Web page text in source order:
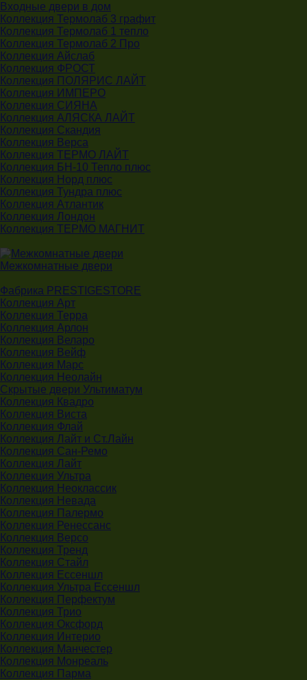
Входные двери в дом
Коллекция Термолаб 3 графит
Коллекция Термолаб 1 тепло
Коллекция Термолаб 2 Про
Коллекция Айслаб
Коллекция ФРОСТ
Коллекция ПОЛЯРИС ЛАЙТ
Коллекция ИМПЕРО
Коллекция СИЯНА
Коллекция АЛЯСКА ЛАЙТ
Коллекция Скандия
Коллекция Верса
Коллекция ТЕРМО ЛАЙТ
Коллекция БН-10 Тепло плюс
Коллекция Норд плюс
Коллекция Тундра плюс
Коллекция Атлантик
Коллекция Лондон
Коллекция ТЕРМО МАГНИТ
Межкомнатные двери
Фабрика PRESTIGESTORE
Коллекция Арт
Коллекция Терра
Коллекция Арлон
Коллекция Веларо
Коллекция Вейф
Коллекция Марс
Коллекция Неолайн
Скрытые двери Ультиматум
Коллекция Квадро
Коллекция Виста
Коллекция Флай
Коллекция Лайт и Ст.Лайн
Коллекция Сан-Ремо
Коллекция Лайт
Коллекция Ультра
Коллекция Неоклассик
Коллекция Невада
Коллекция Палермо
Коллекция Ренессанс
Коллекция Версо
Коллекция Тренд
Коллекция Стайл
Коллекция Ессеншл
Коллекция Ультра Ессеншл
Коллекция Перфектум
Коллекция Трио
Коллекция Оксфорд
Коллекция Интерио
Коллекция Манчестер
Коллекция Монреаль
Коллекция Парма